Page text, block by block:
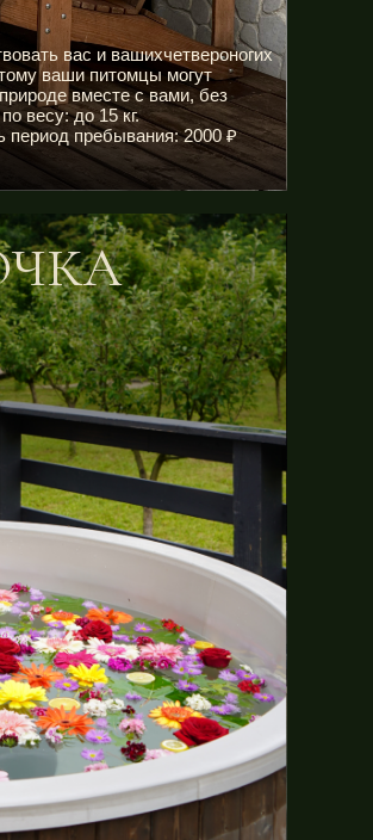
вас и вашихчетвероногих
ваши питомцы могут
вместе с вами, без
весу: до 15 кг.
период пребывания: 2000 ₽